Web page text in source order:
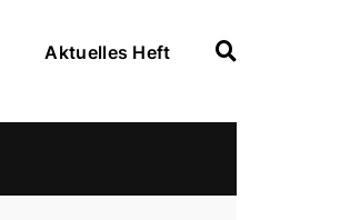
Aktuelles Heft